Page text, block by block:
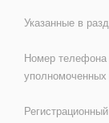
Указанные в
Номер телефона
уполномоченных